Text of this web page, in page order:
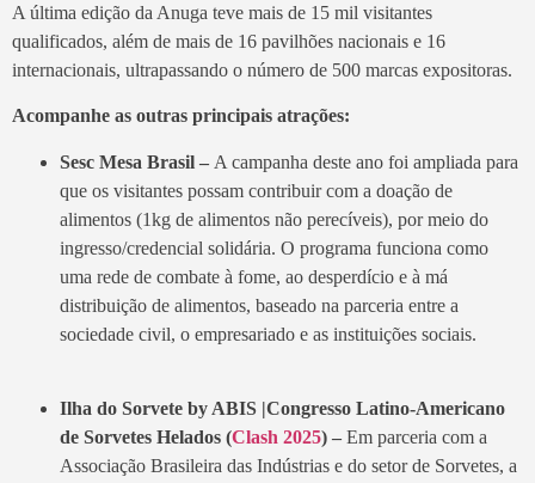
A última edição da Anuga teve mais de 15 mil visitantes
qualificados, além de mais de 16 pavilhões nacionais e 16
internacionais, ultrapassando o número de 500 marcas expositoras.
Acompanhe as outras principais atrações:
Sesc Mesa Brasil – A campanha deste ano foi ampliada para
que os visitantes possam contribuir com a doação de
alimentos (1kg de alimentos não perecíveis), por meio do
ingresso/credencial solidária. O programa funciona como
uma rede de combate à fome, ao desperdício e à má
distribuição de alimentos, baseado na parceria entre a
sociedade civil, o empresariado e as instituições sociais.
Ilha do Sorvete by ABIS |Congresso Latino-Americano
de Sorvetes Helados (Clash 2025) – Em parceria com a
Associação Brasileira das Indústrias e do setor de Sorvetes, a